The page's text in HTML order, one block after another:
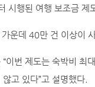
시행된 여행 보조금
운데 40만 건 이상이
이번 제도는 숙박비
고 있다”고 설명했다.